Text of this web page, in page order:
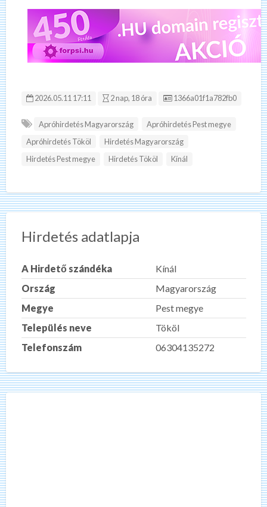
2026.05.11 17:11 2 nap, 18 óra Hirdetés ID:
1366a01f1a782fb0
Apróhirdetés Magyarország
Apróhirdetés Pest megye
Apróhirdetés Tököl
Hirdetés Magyarország
Hirdetés Pest megye
Hirdetés Tököl Kínál
Hirdetés adatlapja
A Hirdető szándéka
Kínál
Ország
Magyarország
Megye
Pest megye
Település neve
Tököl
Telefonszám
06304135272